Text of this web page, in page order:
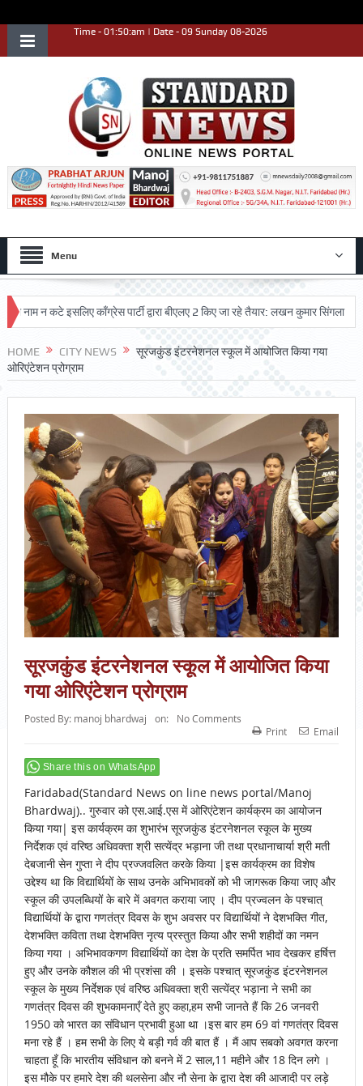
Time - 01:50:am | Date - 09 Sunday 08-2026
Menu
न कटे इसलिए काँग्रेस पार्टी द्वारा बीएलए 2 किए जा रहे तैयार: लखन कुमार सिंगला
HOME CITY NEWS
सूरजकुंड इंटरनेशनल स्कूल में आयोजित किया गया
ओरिएंटेशन प्रोग्राम
सूरजकुंड इंटरनेशनल स्कूल में आयोजित किया
गया ओरिएंटेशन प्रोग्राम
Posted By: manoj bhardwaj on:
No Comments
Print
Email
Share this on WhatsApp
Faridabad(Standard News on line news portal/Manoj
Bhardwaj).. गुरुवार को एस.आई.एस में ओरिएंटेशन कार्यक्रम का आयोजन
किया गया| इस कार्यक्रम का शुभारंभ सूरजकुंड इंटरनेशनल स्कूल के मुख्य
निर्देशक एवं वरिष्ठ अधिवक्ता श्री सत्येंद्र भड़ाना जी तथा प्रधानाचार्या श्री मती
देबजानी सेन गुप्ता ने दीप प्रज्जवलित करके किया |इस कार्यक्रम का विशेष
उद्देश्य था कि विद्यार्थियों के साथ उनके अभिभावकों को भी जागरूक किया जाए और
स्कूल की उपलब्धियों के बारे में अवगत कराया जाए । दीप प्रज्वलन के पश्चात्
विद्यार्थियों के द्वारा गणतंत्र दिवस के शुभ अवसर पर विद्यार्थियों ने देशभक्ति गीत,
देशभक्ति कविता तथा देशभक्ति नृत्य प्रस्तुत किया और सभी शहीदों का नमन
किया गया । अभिभावकगण विद्यार्थियों का देश के प्रति समर्पित भाव देखकर हर्षित्त
हुए और उनके कौशल की भी प्रशंसा की । इसके पश्चात् सूरजकुंड इंटरनेशनल
स्कूल के मुख्य निर्देशक एवं वरिष्ठ अधिवक्ता श्री सत्येंद्र भड़ाना ने सभी का
गणतंत्र दिवस की शुभकामनाएँ देते हुए कहा,हम सभी जानते हैं कि 26 जनवरी
1950 को भारत का संविधान प्रभावी हुआ था ।इस बार हम 69 वां गणतंत्र दिवस
मना रहे हैं । हम सभी के लिए ये बड़ी गर्व की बात हैं । मैं आप सबको अवगत करना
चाहता हूँ कि भारतीय संविधान को बनने में 2 साल,11 महीने और 18 दिन लगे ।
इस मौके पर हमारे देश की थलसेना और नौ सेना के द्वारा देश की आजादी पर लड़े